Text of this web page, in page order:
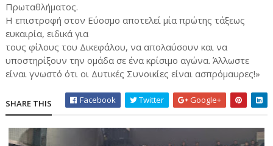
Πρωταθλήματος.
Η επιστροφή στον Εύοσμο αποτελεί μία πρώτης τάξεως
ευκαιρία, ειδικά για
τους φίλους του Δικεφάλου, να απολαύσουν και να
υποστηρίξουν την ομάδα σε ένα κρίσιμο αγώνα. Άλλωστε
είναι γνωστό ότι οι Δυτικές Συνοικίες είναι ασπρόμαυρες!»
SHARE THIS Facebook Twitter Google+